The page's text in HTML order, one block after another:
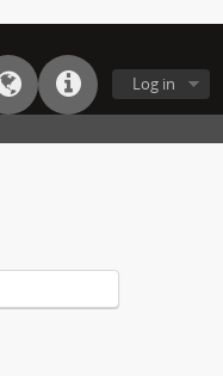
Log in